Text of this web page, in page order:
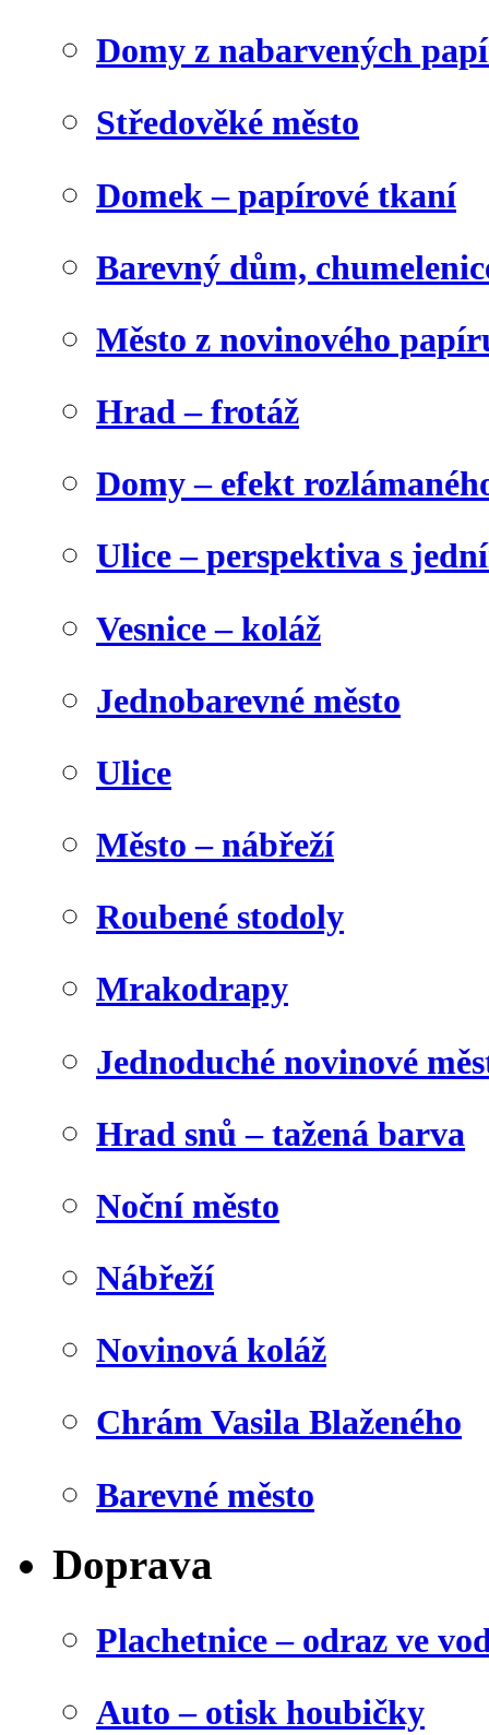
Domy z nabarvených
Středověké město
Domek – papírové tkaní
Barevný dům,
Město z novinového
Hrad – frotáž
Domy – efekt
Ulice – perspektiva s
Vesnice – koláž
Jednobarevné město
Ulice
Město – nábřeží
Roubené stodoly
Mrakodrapy
Jednoduché novinové
Hrad snů – tažená barva
Noční město
Nábřeží
Novinová koláž
Chrám Vasila Blaženého
Barevné město
Doprava
Plachetnice – odraz ve
Auto – otisk houbičky